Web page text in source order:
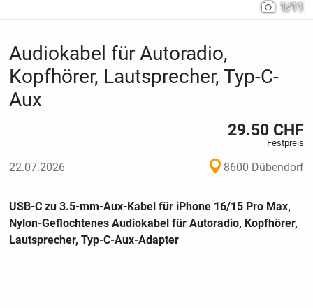
1/11
Audiokabel für Autoradio,
Kopfhörer, Lautsprecher, Typ-C-
Aux
29.50 CHF
Festpreis
22.07.2026 8600 Dübendorf
USB-C zu 3.5-mm-Aux-Kabel für iPhone 16/15 Pro Max,
Nylon-Geflochtenes Audiokabel für Autoradio, Kopfhörer,
Lautsprecher, Typ-C-Aux-Adapter